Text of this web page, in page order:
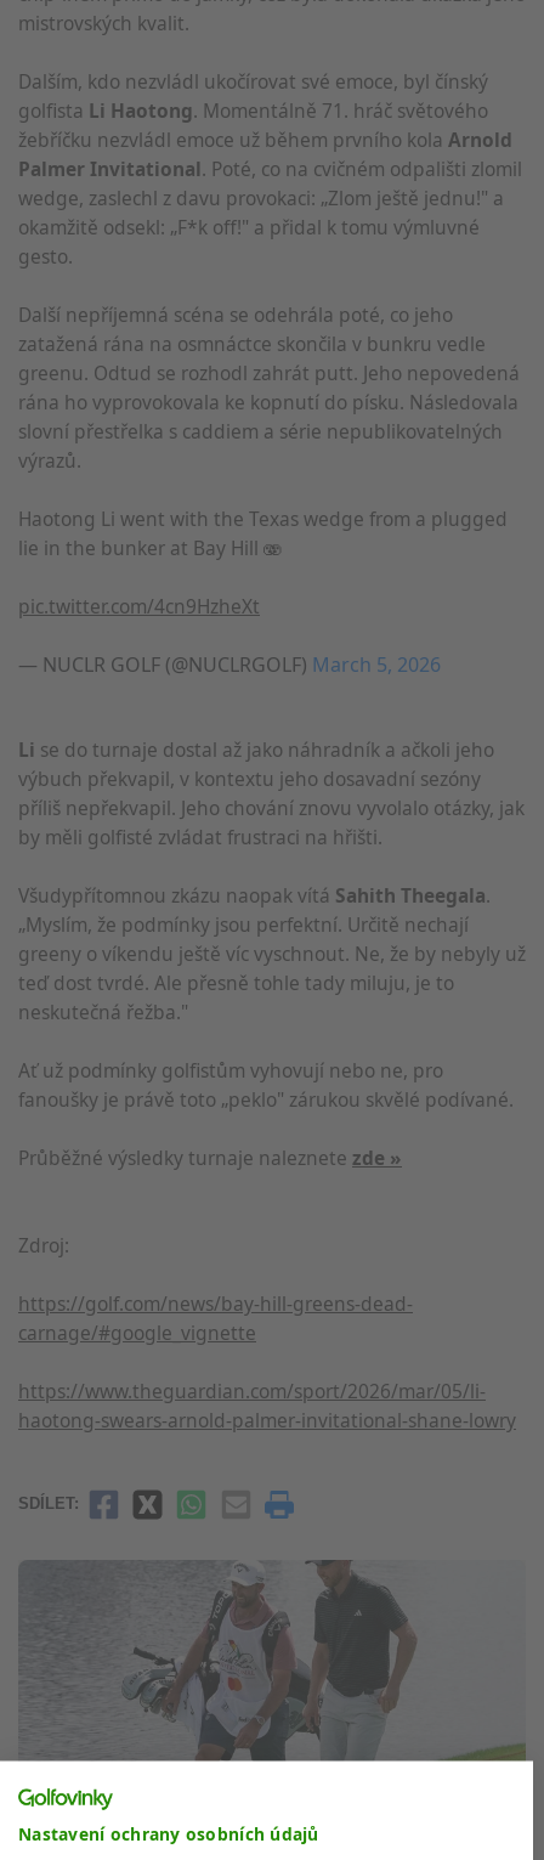
mistrovských kvalit.
Dalším, kdo nezvládl ukočírovat své emoce, byl čínský
golfista Li Haotong. Momentálně 71. hráč světového
žebříčku nezvládl emoce už během prvního kola Arnold
Palmer Invitational. Poté, co na cvičném odpališti zlomil
wedge, zaslechl z davu provokaci: „Zlom ještě jednu!" a
okamžitě odsekl: „F*k off!" a přidal k tomu výmluvné
gesto.
Další nepříjemná scéna se odehrála poté, co jeho
zatažená rána na osmnáctce skončila v bunkru vedle
greenu. Odtud se rozhodl zahrát putt. Jeho nepovedená
rána ho vyprovokovala ke kopnutí do písku. Následovala
slovní přestřelka s caddiem a série nepublikovatelných
výrazů.
Haotong Li went with the Texas wedge from a plugged
lie in the bunker at Bay Hill 🫨
pic.twitter.com/4cn9HzheXt
— NUCLR GOLF (@NUCLRGOLF) March 5, 2026
Li se do turnaje dostal až jako náhradník a ačkoli jeho
výbuch překvapil, v kontextu jeho dosavadní sezóny
příliš nepřekvapil. Jeho chování znovu vyvolalo otázky, jak
by měli golfisté zvládat frustraci na hřišti.
Všudypřítomnou zkázu naopak vítá Sahith Theegala.
„Myslím, že podmínky jsou perfektní. Určitě nechají
greeny o víkendu ještě víc vyschnout. Ne, že by nebyly už
teď dost tvrdé. Ale přesně tohle tady miluju, je to
neskutečná řežba."
Ať už podmínky golfistům vyhovují nebo ne, pro
fanoušky je právě toto „peklo" zárukou skvělé podívané.
Průběžné výsledky turnaje naleznete zde »
Zdroj:
https://golf.com/news/bay-hill-greens-dead-
carnage/#google_vignette
https://www.theguardian.com/sport/2026/mar/05/li-
haotong-swears-arnold-palmer-invitational-shane-lowry
SDÍLET:
Nastavení ochrany osobních údajů